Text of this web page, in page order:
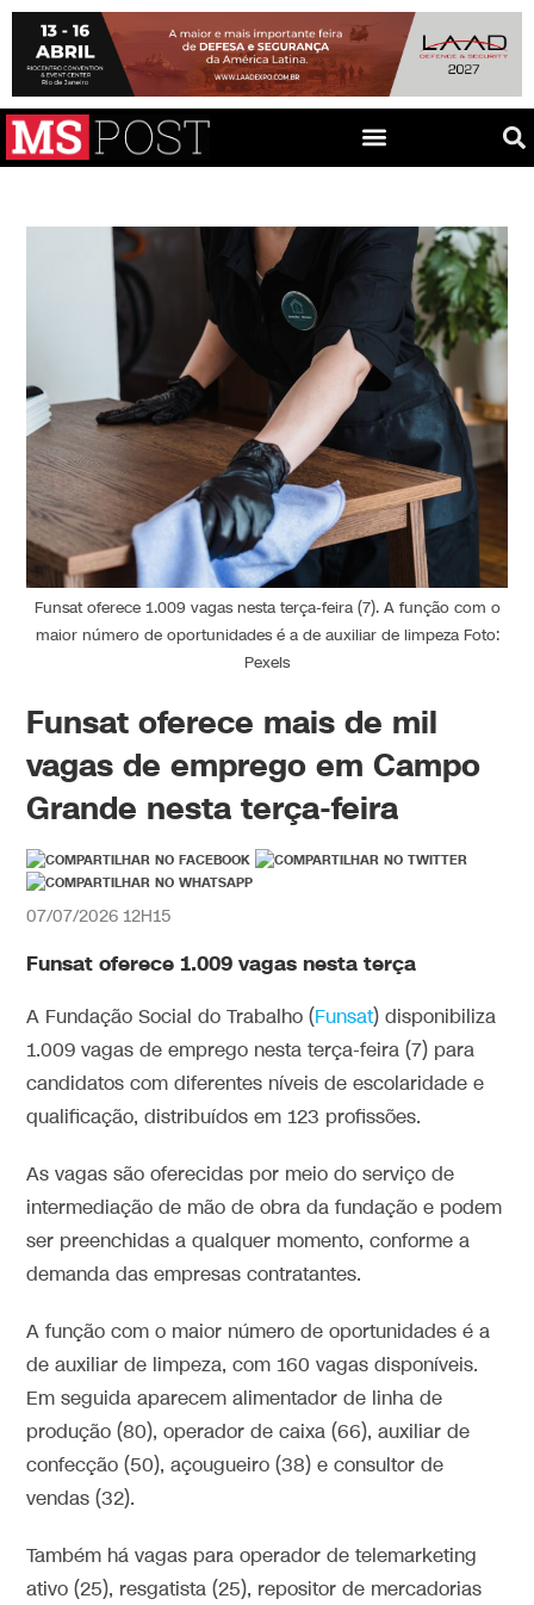
Funsat oferece 1.009 vagas nesta terça-feira (7). A função com o
maior número de oportunidades é a de auxiliar de limpeza Foto:
Pexels
Funsat oferece mais de mil
vagas de emprego em Campo
Grande nesta terça-feira
07/07/2026 12H15
Funsat oferece 1.009 vagas nesta terça
A Fundação Social do Trabalho (Funsat) disponibiliza
1.009 vagas de emprego nesta terça-feira (7) para
candidatos com diferentes níveis de escolaridade e
qualificação, distribuídos em 123 profissões.
As vagas são oferecidas por meio do serviço de
intermediação de mão de obra da fundação e podem
ser preenchidas a qualquer momento, conforme a
demanda das empresas contratantes.
A função com o maior número de oportunidades é a
de auxiliar de limpeza, com 160 vagas disponíveis.
Em seguida aparecem alimentador de linha de
produção (80), operador de caixa (66), auxiliar de
confecção (50), açougueiro (38) e consultor de
vendas (32).
Também há vagas para operador de telemarketing
ativo (25), resgatista (25), repositor de mercadorias